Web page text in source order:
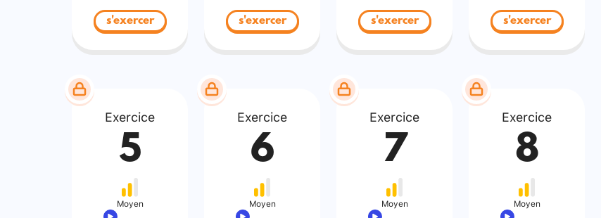
s'exercer s'exercer s'exercer s'exercer
Exercice
5
Moyen
Exercice
6
Moyen
Exercice
7
Moyen
Exercice
8
Moyen